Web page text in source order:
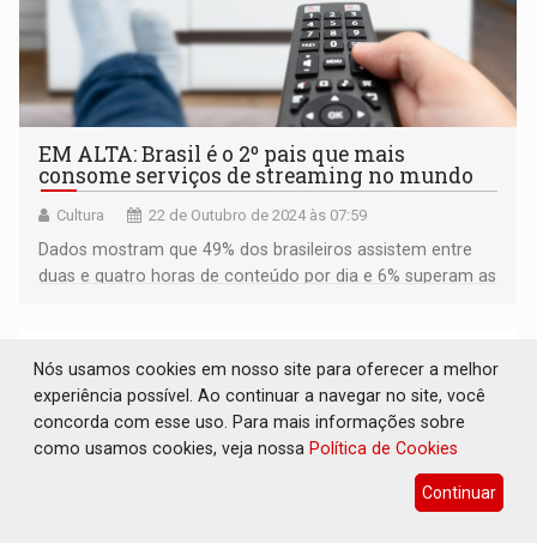
EM ALTA: Brasil é o 2º pais que mais
consome serviços de streaming no mundo
Cultura 22 de Outubro de 2024 às 07:59
Dados mostram que 49% dos brasileiros assistem entre
duas e quatro horas de conteúdo por dia e 6% superam as
Nós usamos cookies em nosso site para oferecer a melhor
experiência possível. Ao continuar a navegar no site, você
concorda com esse uso. Para mais informações sobre
como usamos cookies, veja nossa Política de Cookies
Continuar